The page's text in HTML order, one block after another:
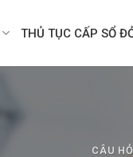
THỦ TỤC CẤP SỔ
CÂU